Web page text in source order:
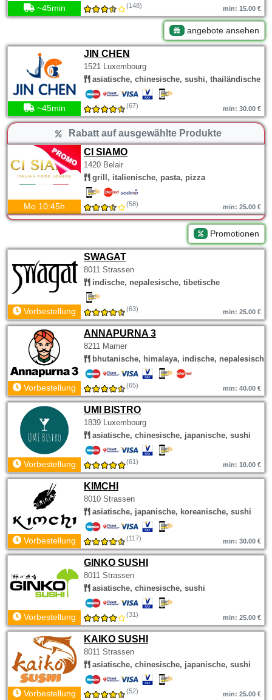
~45min (148) min: 15.00 €
angebote ansehen
JIN CHEN
1521 Luxembourg
asiatische, chinesische, sushi, thailändische
~45min (67) min: 30.00 €
Rabatt auf ausgewählte Produkte
CI SIAMO
1420 Belair
grill, italienische, pasta, pizza
Mo 10:45h (58) min: 25.00 €
Promotionen
SWAGAT
8011 Strassen
indische, nepalesische, tibetische
Vorbestellung (63) min: 25.00 €
ANNAPURNA 3
8211 Mamer
bhutanische, himalaya, indische, nepalesische
Vorbestellung (65) min: 40.00 €
UMI BISTRO
1839 Luxembourg
asiatische, chinesische, japanische, sushi
Vorbestellung (61) min: 10.00 €
KIMCHI
8010 Strassen
asiatische, japanische, koreanische, sushi
Vorbestellung (117) min: 30.00 €
GINKO SUSHI
8011 Strassen
asiatische, chinesische, sushi
Vorbestellung (31) min: 25.00 €
KAIKO SUSHI
8011 Strassen
asiatische, chinesische, japanische, sushi
Vorbestellung (52) min: 25.00 €